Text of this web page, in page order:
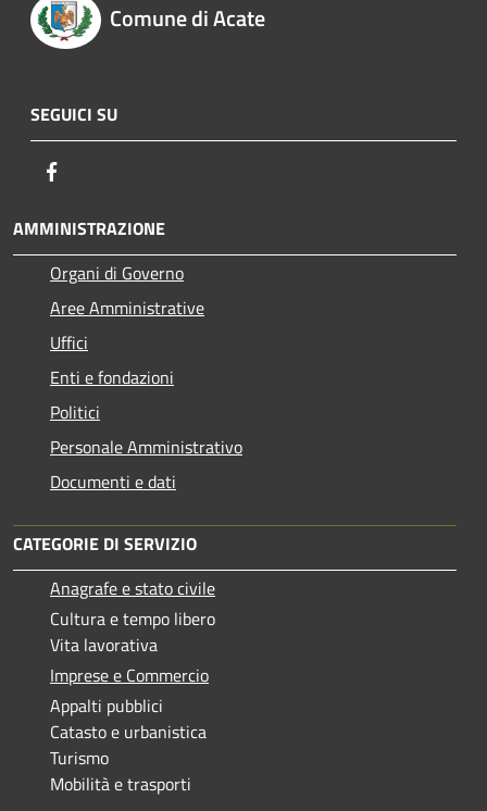
Comune di Acate
SEGUICI SU
AMMINISTRAZIONE
Organi di Governo
Aree Amministrative
Uffici
Enti e fondazioni
Politici
Personale Amministrativo
Documenti e dati
CATEGORIE DI SERVIZIO
Anagrafe e stato civile
Cultura e tempo libero
Vita lavorativa
Imprese e Commercio
Appalti pubblici
Catasto e urbanistica
Turismo
Mobilità e trasporti